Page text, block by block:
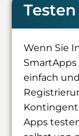
Wenn Sie
SmartApps
einfach
Kontingent
Apps